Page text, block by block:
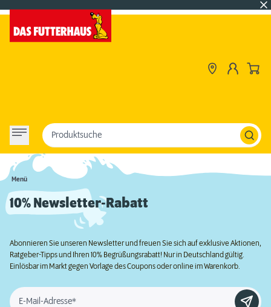
Menü
Produktsuche
10% Newsletter-Rabatt
Abonnieren Sie unseren Newsletter und freuen Sie sich auf exklusive Aktionen,
Ratgeber-Tipps und Ihren 10% Begrüßungsrabatt! Nur in Deutschland gültig.
Einlösbar im Markt gegen Vorlage des Coupons oder online im Warenkorb.
E-Mail-Adresse*